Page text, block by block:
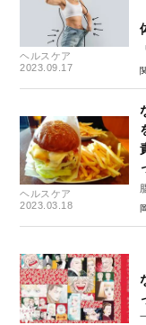
ヘルスケア
2023.09.17
ヘルスケア
2023.03.18